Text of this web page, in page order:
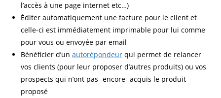
l’accès à une page internet etc…)
Éditer automatiquement une facture pour le client et
celle-ci est immédiatement imprimable pour lui comme
pour vous ou envoyée par email
Bénéficier d’unautorépondeur qui permet de relancer
vos clients (pour leur proposer d’autres produits) ou vos
prospects qui n’ont pas -encore- acquis le produit
proposé